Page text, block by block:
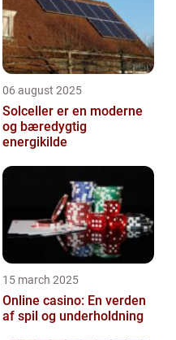
06 august 2025
Solceller er en moderne
og bæredygtig
energikilde
15 march 2025
Online casino: En verden
af spil og underholdning